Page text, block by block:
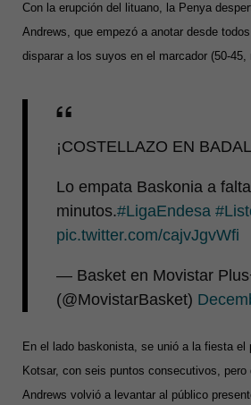
Con la erupción del lituano, la Penya
Andrews, que empezó a anotar desde
disparar a los suyos en el marcador (50-45,
¡COSTELLAZO EN
Lo empata Baskonia a
minutos.#LigaEndesa
pic.twitter.com/cajvJgvWfi
— Basket en Movistar
(@MovistarBasket)
En el lado baskonista, se unió a la fiesta el
Kotsar, con seis puntos consecutivos, pero
Andrews volvió a levantar al público